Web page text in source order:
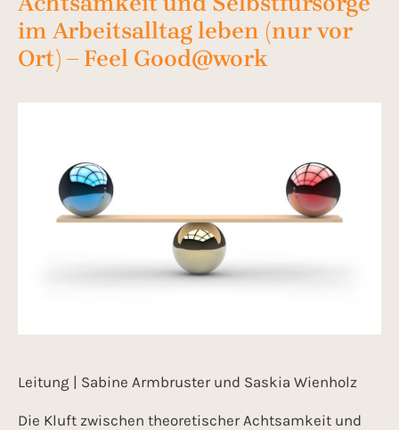
im Arbeitsalltag leben (nur vor
Ort) – Feel Good@work
Leitung | Sabine Armbruster und Saskia Wienholz
Die Kluft zwischen theoretischer Achtsamkeit und